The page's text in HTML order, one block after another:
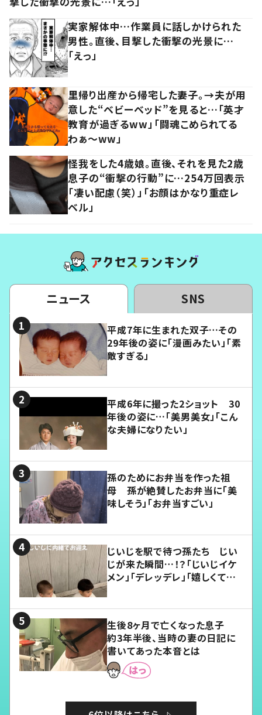
実家解体中…作業員に話しかけられた
男性。直後、目撃した衝撃の光景に…
「えっ」
里帰り出産から帰宅した妻子。→夫が用
意した“ベビーベッド”を見ると…「英才
教育が過ぎるww」「闘魂こめられてる
わぁ～ww」
怪我をした4歳娘。直後、それを見た2歳
息子の“衝撃の行動”に…254万回表示
「凄い配慮（笑）」「お顔はかなり重症レ
ベル」
ニュース SNS
平成7年に生まれた双子…その
29年後の姿に「漫画みたい」「素
敵すぎる」
平成6年に撮った2ショット 30
年後の姿に…「美男美女」「こん
な夫婦になりたい」
孫のためにお弁当を作った祖
母 孫が絶賛したお弁当に「美
味しそう」「お弁当すごい」
じいじを駅で待つ孫たち じい
じが来た瞬間…！？「じいじイケ
メン」「デレッデレ」「嬉しくて可
生後8ヶ月で亡くなった息子
約3年半後、当時の妻の日記に
書いてあった本音とは